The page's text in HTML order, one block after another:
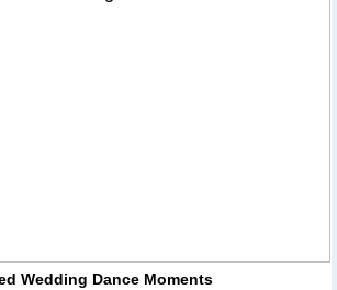
Wedding Dance Moments